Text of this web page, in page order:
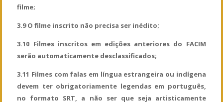
filme;
3.9 O filme inscrito não precisa ser inédito;
3.10 Filmes inscritos em edições anteriores do FACIM
serão automaticamente desclassificados;
3.11 Filmes com falas em língua estrangeira ou indígena
devem ter obrigatoriamente legendas em português,
no formato SRT, a não ser que seja artisticamente